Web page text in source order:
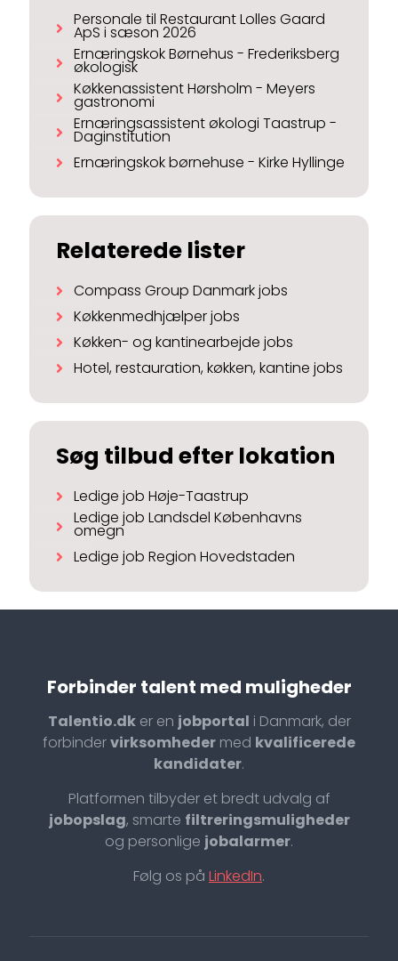
Personale til Restaurant Lolles Gaard
ApS i sæson 2026
Ernæringskok Børnehus - Frederiksberg
økologisk
Køkkenassistent Hørsholm - Meyers
gastronomi
Ernæringsassistent økologi Taastrup -
Daginstitution
Ernæringskok børnehuse - Kirke Hyllinge
Relaterede lister
Compass Group Danmark jobs
Køkkenmedhjælper jobs
Køkken- og kantinearbejde jobs
Hotel, restauration, køkken, kantine jobs
Søg tilbud efter lokation
Ledige job Høje-Taastrup
Ledige job Landsdel Københavns
omegn
Ledige job Region Hovedstaden
Forbinder talent med muligheder
Talentio.dker en jobportal i Danmark, der
forbindervirksomheder med kvalificerede
kandidater.
Platformen tilbyder et bredt udvalg af
jobopslag, smarte filtreringsmuligheder
og personlige jobalarmer.
Følg os på LinkedIn.